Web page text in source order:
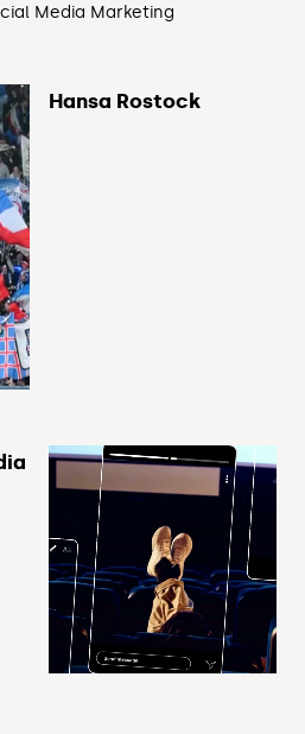
Media Marketing
Hansa Rostock